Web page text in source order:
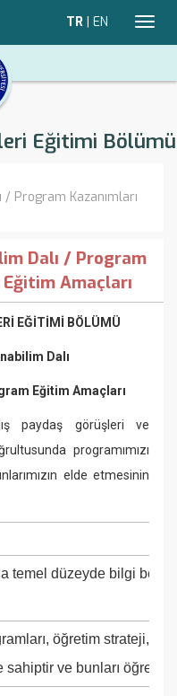
TR | EN
Eğitimi Bölümü
Program Kazanımları
Dalı / Program
Amaçları
EĞİTİMİ BÖLÜMÜ
Dalı
Eğitim Amaçları
paydaş görüşleri ve
programımızı
elde etmesinin
temel düzeyde bilgi
öğretim strateji,
ve bunları öğretim